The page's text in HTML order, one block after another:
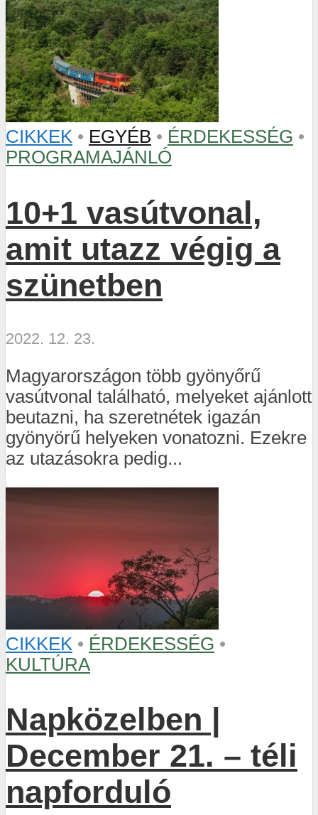
CIKKEK • EGYÉB • ÉRDEKESSÉG •
PROGRAMAJÁNLÓ
10+1 vasútvonal,
amit utazz végig a
szünetben
2022. 12. 23.
Magyarországon több gyönyőrű
vasútvonal található, melyeket ajánlott
beutazni, ha szeretnétek igazán
gyönyörű helyeken vonatozni. Ezekre
az utazásokra pedig...
CIKKEK • ÉRDEKESSÉG •
KULTÚRA
Napközelben |
December 21. – téli
napforduló